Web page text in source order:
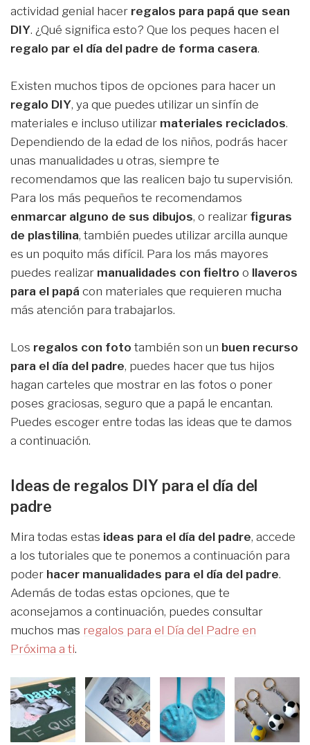
actividad genial hacer regalos para papá que sean
DIY. ¿Qué significa esto? Que los peques hacen el
regalo par el día del padre de forma casera.
Existen muchos tipos de opciones para hacer un
regalo DIY, ya que puedes utilizar un sinfín de
materiales e incluso utilizar materiales reciclados.
Dependiendo de la edad de los niños, podrás hacer
unas manualidades u otras, siempre te
recomendamos que las realicen bajo tu supervisión.
Para los más pequeños te recomendamos
enmarcar alguno de sus dibujos, o realizar figuras
de plastilina, también puedes utilizar arcilla aunque
es un poquito más difícil. Para los más mayores
puedes realizar manualidades con fieltro o llaveros
para el papá con materiales que requieren mucha
más atención para trabajarlos.
Los regalos con foto también son un buen recurso
para el día del padre, puedes hacer que tus hijos
hagan carteles que mostrar en las fotos o poner
poses graciosas, seguro que a papá le encantan.
Puedes escoger entre todas las ideas que te damos
a continuación.
Ideas de regalos DIY para el día del
padre
Mira todas estas ideas para el día del padre, accede
a los tutoriales que te ponemos a continuación para
poder hacer manualidades para el día del padre.
Además de todas estas opciones, que te
aconsejamos a continuación, puedes consultar
muchos mas regalos para el Día del Padre en
Próxima a ti.